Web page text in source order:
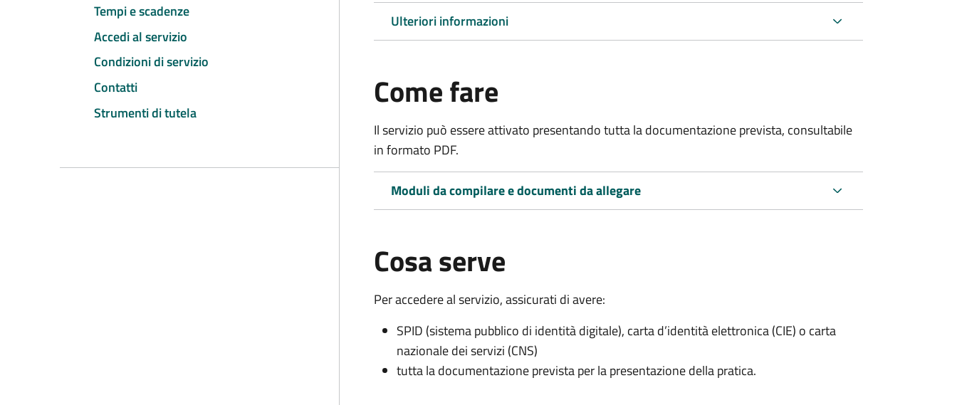
Tempi e scadenze
Accedi al servizio
Condizioni di servizio
Contatti
Strumenti di tutela
Ulteriori informazioni
Come fare
Il servizio può essere attivato presentando tutta la documentazione prevista, consultabile
in formato PDF.
Moduli da compilare e documenti da allegare
Cosa serve
Per accedere al servizio, assicurati di avere:
SPID (sistema pubblico di identità digitale), carta d’identità elettronica (CIE) o carta
nazionale dei servizi (CNS)
tutta la documentazione prevista per la presentazione della pratica.